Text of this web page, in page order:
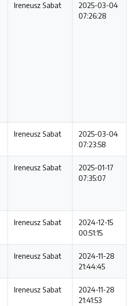
Ireneusz Sabat
2025-03-04
07:26:28
Ireneusz Sabat
2025-03-04
07:23:58
Ireneusz Sabat
2025-01-17
07:35:07
Ireneusz Sabat
2024-12-15
00:51:15
Ireneusz Sabat
2024-11-28
21:44:45
Ireneusz Sabat
2024-11-28
21:41:53